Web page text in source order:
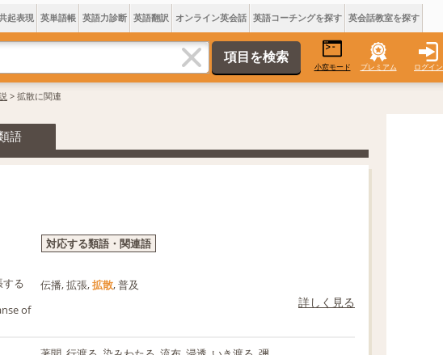
起表現 英単語帳 英語力診断 英語翻訳 オンライン英会話 英語コーチングを探す 英会話教室を探す
小窓モード プレミアム ログイン
> 拡散に関連
語
対応する類語・関連語
る
of
伝播, 拡張,拡散, 普及
詳しく見る